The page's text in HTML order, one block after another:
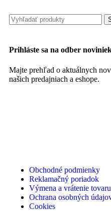
Prihláste sa na odber
Majte prehľad o aktuálnych
našich predajniach a eshope.
Obchodné podmienky
Reklamačný poriadok
Výmena a vrátenie tovaru
Ochrana osobných
Cookies